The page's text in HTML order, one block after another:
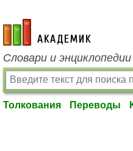
academic.ru
Словари и
Толкования Переводы